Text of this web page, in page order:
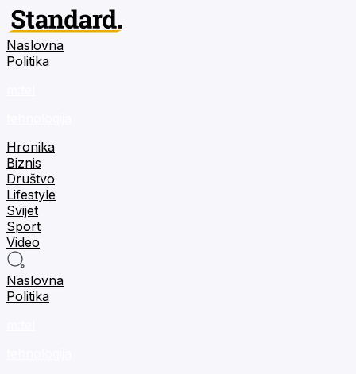
Naslovna
Politika
Hronika
Biznis
Društvo
Lifestyle
Svijet
Sport
Video
Naslovna
Politika